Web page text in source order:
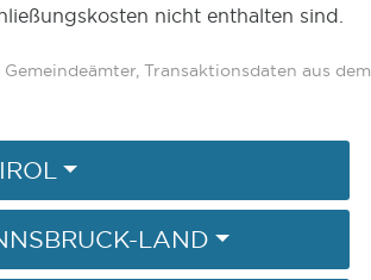
nicht enthalten sind.
Gemeindeämter, Transaktionsdaten aus
LAND